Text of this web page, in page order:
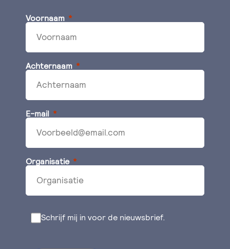
Voornaam
Achternaam
E-mail
Organisatie
Schrijf mij in voor de nieuwsbrief.